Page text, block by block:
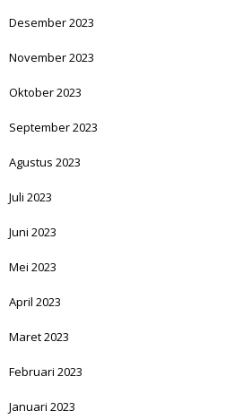
Desember 2023
November 2023
Oktober 2023
September 2023
Agustus 2023
Juli 2023
Juni 2023
Mei 2023
April 2023
Maret 2023
Februari 2023
Januari 2023